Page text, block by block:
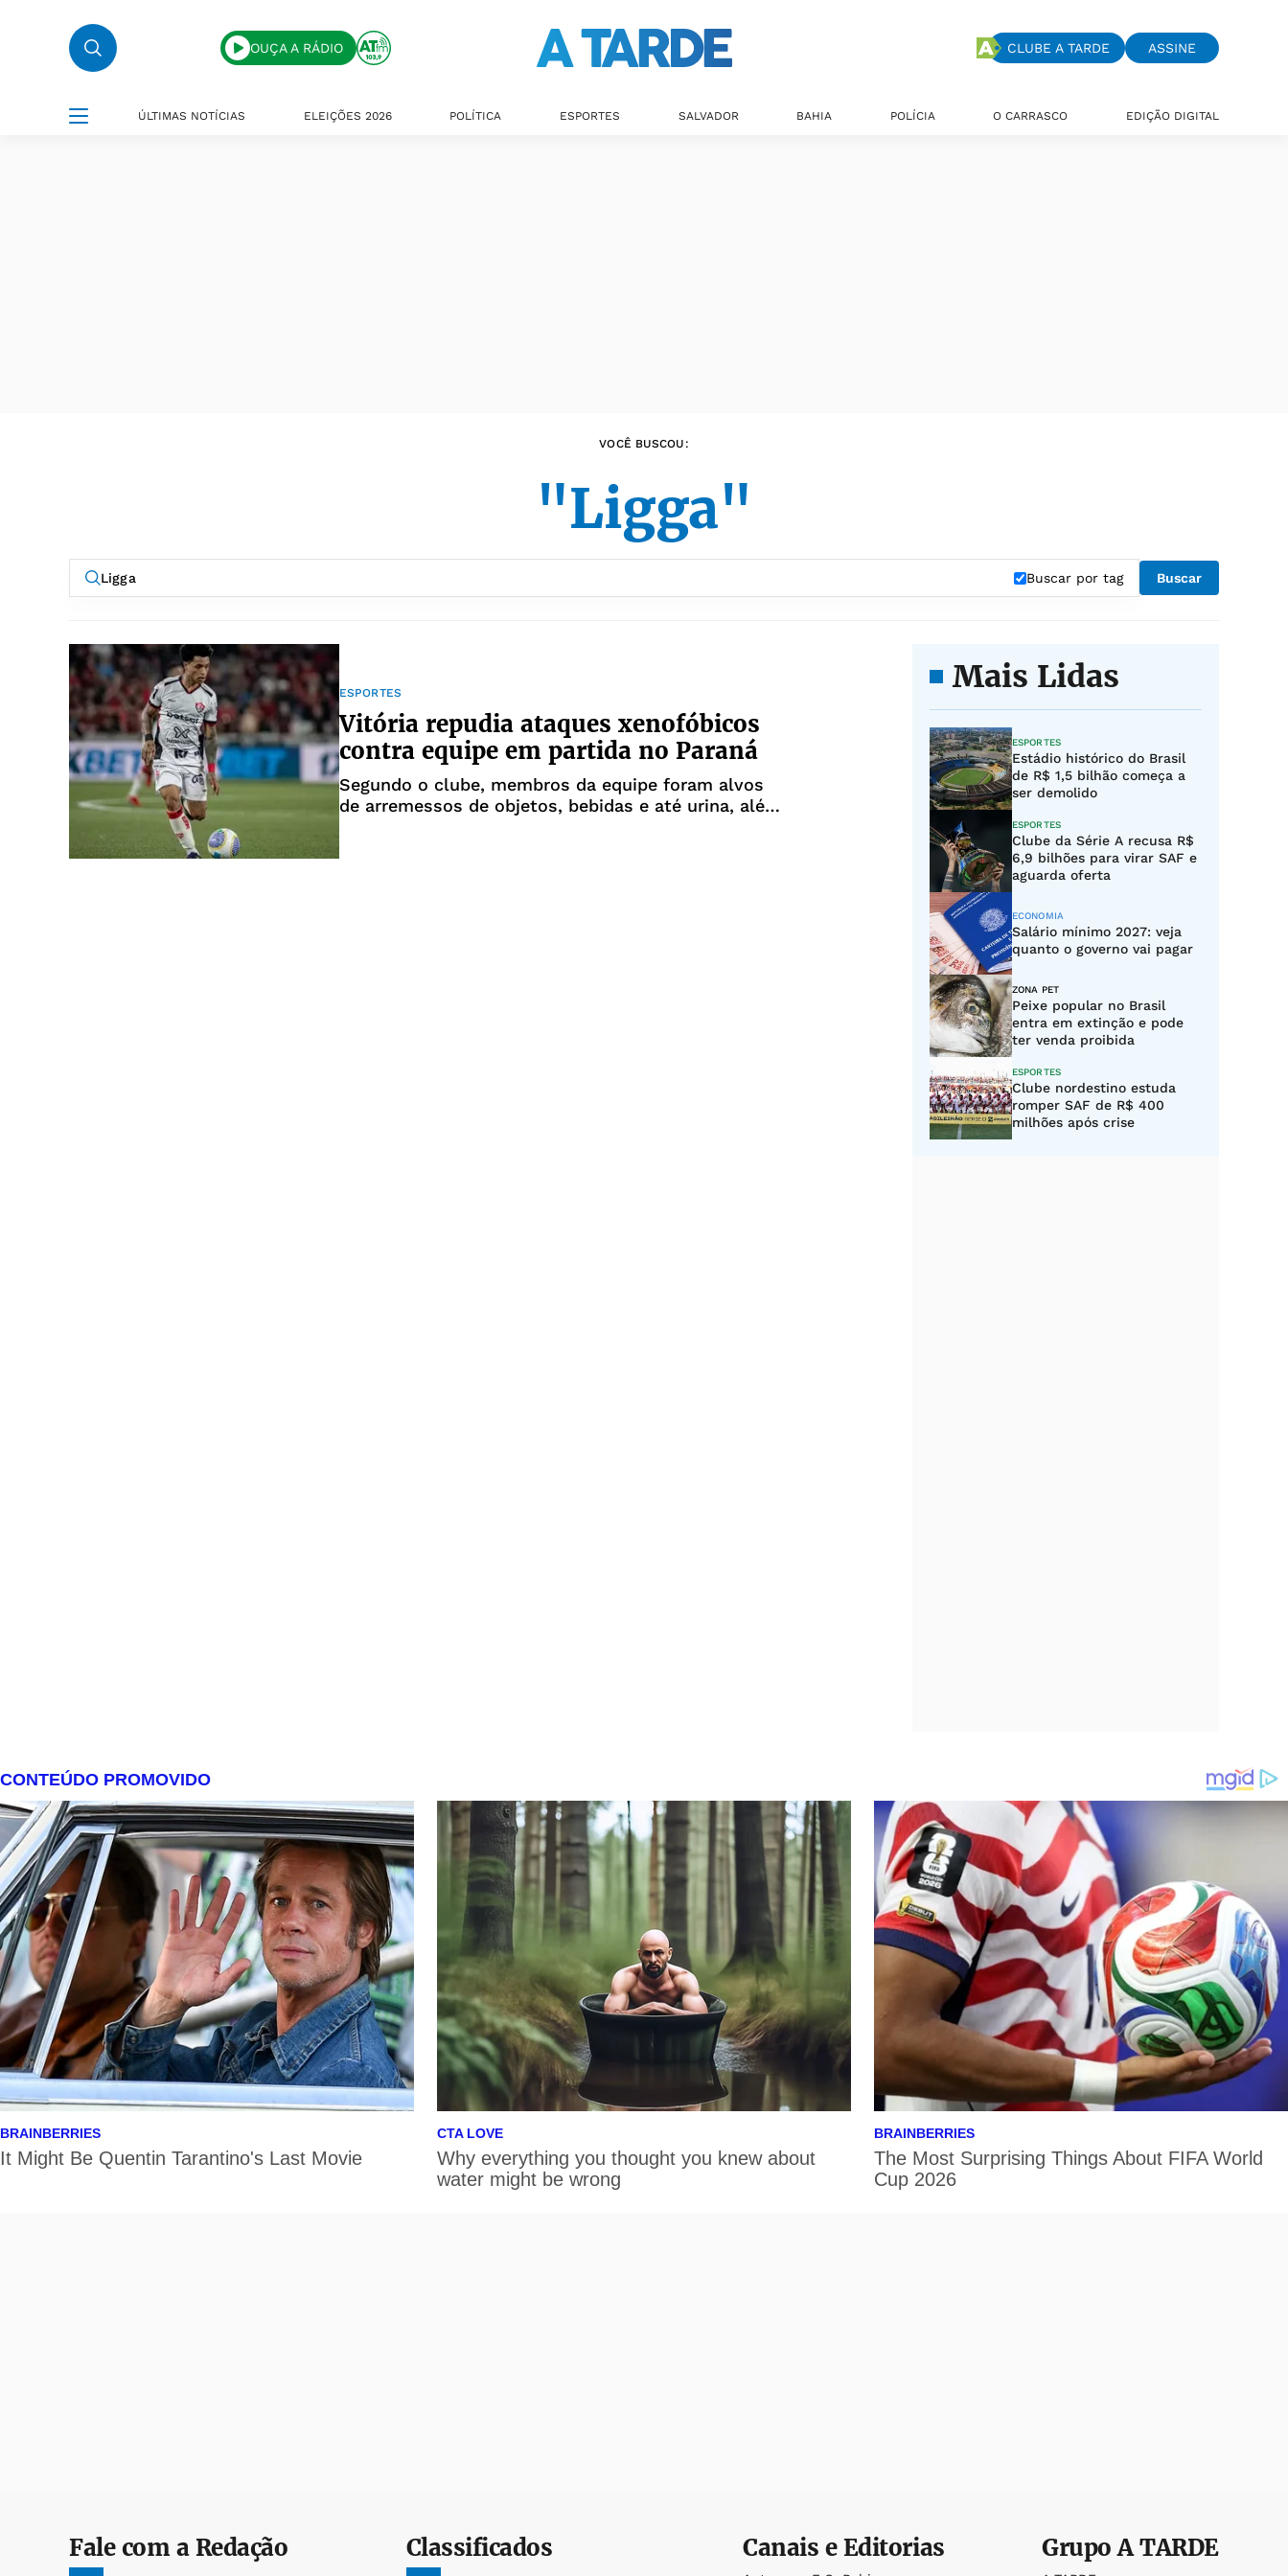
OUÇA A RÁDIO CLUBE A TARDE ASSINE
ÚLTIMAS NOTÍCIAS ELEIÇÕES 2026 POLÍTICA ESPORTES SALVADOR BAHIA POLÍCIA O CARRASCO EDIÇÃO DIGITAL
VOCÊ BUSCOU:
"Ligga"
Buscar por tag Buscar
ESPORTES
Vitória repudia ataques xenofóbicos
contra equipe em partida no Paraná
Segundo o clube, membros da equipe foram alvos
de arremessos de objetos, bebidas e até urina, além
Mais Lidas
ESPORTES
Estádio histórico do Brasil
de R$ 1,5 bilhão começa a
ser demolido
ESPORTES
Clube da Série A recusa R$
6,9 bilhões para virar SAF e
aguarda oferta
ECONOMIA
Salário mínimo 2027: veja
quanto o governo vai pagar
ZONA PET
Peixe popular no Brasil
entra em extinção e pode
ter venda proibida
ESPORTES
Clube nordestino estuda
romper SAF de R$ 400
milhões após crise
Fale com a Redação Classificados Canais e Editorias GrupoA TARDE